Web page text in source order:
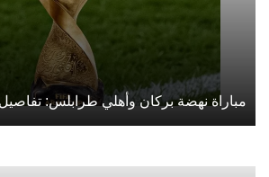
مباراة نهضة بركان وأهلي طرابلس: تفاصيل